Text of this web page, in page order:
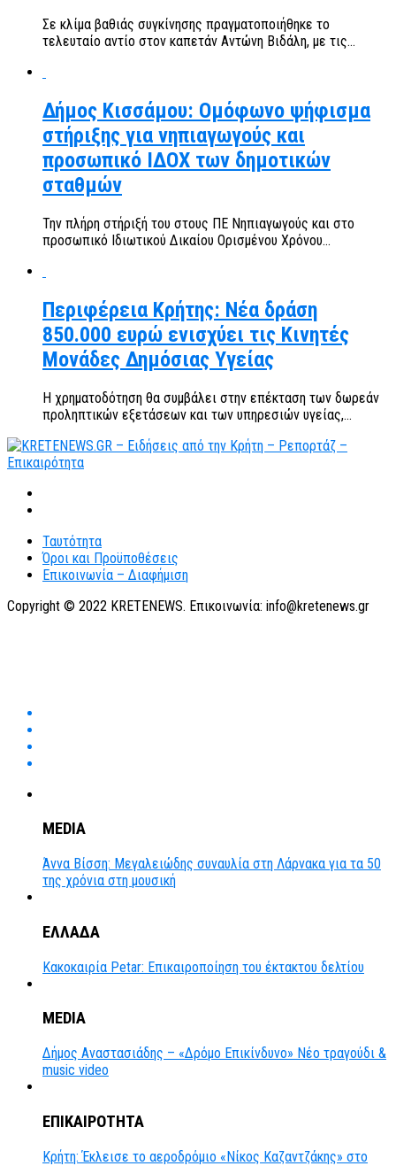
Σε κλίμα βαθιάς συγκίνησης πραγματοποιήθηκε το
τελευταίο αντίο στον καπετάν Αντώνη Βιδάλη, με τις...
Δήμος Κισσάμου: Ομόφωνο ψήφισμα
στήριξης για νηπιαγωγούς και
προσωπικό ΙΔΟΧ των δημοτικών
σταθμών
Την πλήρη στήριξή του στους ΠΕ Νηπιαγωγούς και στο
προσωπικό Ιδιωτικού Δικαίου Ορισμένου Χρόνου...
Περιφέρεια Κρήτης: Νέα δράση
850.000 ευρώ ενισχύει τις Κινητές
Μονάδες Δημόσιας Υγείας
Η χρηματοδότηση θα συμβάλει στην επέκταση των δωρεάν
προληπτικών εξετάσεων και των υπηρεσιών υγείας,...
Ταυτότητα
Όροι και Προϋποθέσεις
Επικοινωνία – Διαφήμιση
Copyright © 2022 KRETENEWS. Επικοινωνία: info@kretenews.gr
MEDIA
Άννα Βίσση: Μεγαλειώδης συναυλία στη Λάρνακα για τα 50
της χρόνια στη μουσική
ΕΛΛΑΔΑ
Κακοκαιρία Petar: Επικαιροποίηση του έκτακτου δελτίου
MEDIA
Δήμος Αναστασιάδης – «Δρόμο Επικίνδυνο» Νέο τραγούδι &
music video
ΕΠΙΚΑΙΡΟΤΗΤΑ
Κρήτη: Έκλεισε το αεροδρόμιο «Νίκος Καζαντζάκης» στο